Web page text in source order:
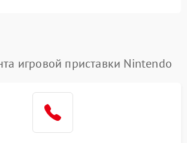
игровой приставки Nintendo